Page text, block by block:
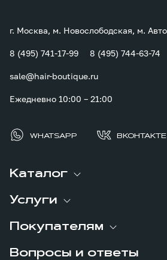
Каталог
Услуги
Покупателям
Вопросы и ответы
г. Москва, м. Новослободская, м.
8 (495) 741-17-99 8 (495) 744-63-74
sale@hair-boutique.ru
Ежедневно 10:00 – 21:00
WHATSAPP ВКОНТАКТЕ